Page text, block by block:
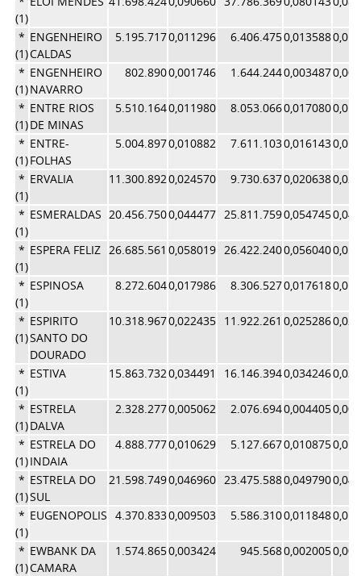
(1)
*
(1)
ENGENHEIRO
CALDAS
5.195.7170,011296 6.406.4750,013588
*
(1)
ENGENHEIRO
NAVARRO
802.8900,001746 1.644.2440,003487
*
(1)
ENTRE RIOS
DE MINAS
5.510.1640,011980 8.053.0660,017080
*
(1)
ENTRE-
FOLHAS
5.004.8970,010882 7.611.1030,016143
*
(1)
ERVALIA 11.300.8920,024570 9.730.6370,020638
*
(1)
ESMERALDAS 20.456.7500,044477 25.811.7590,054745
*
(1)
ESPERA FELIZ 26.685.561 0,058019 26.422.2400,056040
*
(1)
ESPINOSA 8.272.6040,017986 8.306.5270,017618
*
(1)
ESPIRITO
SANTO DO
DOURADO
10.318.9670,022435 11.922.261 0,025286
*
(1)
ESTIVA 15.863.7320,034491 16.146.3940,034246
*
(1)
ESTRELA
DALVA
2.328.2770,005062 2.076.6940,004405
*
(1)
ESTRELA DO
INDAIA
4.888.7770,010629 5.127.6670,010875
*
(1)
ESTRELA DO
SUL
21.598.7490,046960 23.475.5880,049790
*
(1)
EUGENOPOLIS 4.370.8330,009503 5.586.3100,011848
*
(1)
EWBANK DA
CAMARA
1.574.8650,003424 945.5680,002005